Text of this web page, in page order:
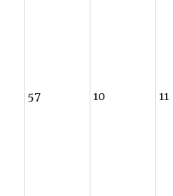
57 10 11